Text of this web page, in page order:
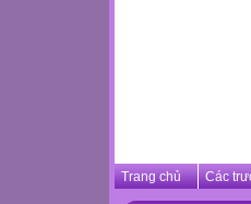
Trang chủ Các